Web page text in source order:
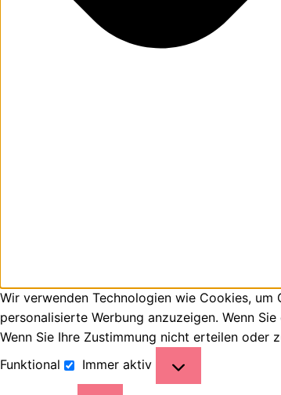
Wir verwenden Technologien wie Cookies,
personalisierte Werbung anzuzeigen. Wenn
Wenn Sie Ihre Zustimmung nicht erteilen oder
Funktional
Immer aktiv